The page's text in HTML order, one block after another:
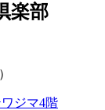
楽部
ジマ4階